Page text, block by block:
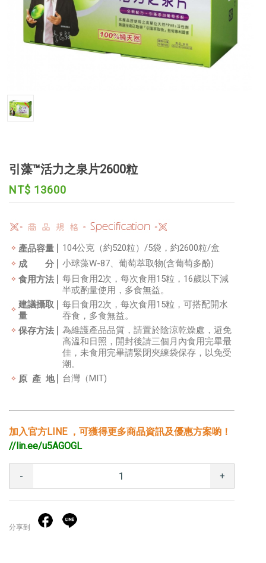
引藻™活力之泉片2600粒
NT$ 13600
產品容量
104公克（約520粒）/5袋，約2600粒/盒
成 分
小球藻W-87、葡萄萃取物(含葡萄多酚)
食用方法
每日食用2次，每次食用15粒，16歲以下減
半或酌量使用，多食無益。
建議攝取
量
每日食用2次，每次食用15粒，可搭配開水
吞食，多食無益。
保存方法
為維護產品品質，請置於陰涼乾燥處，避免
高溫和日照，開封後請三個月內食用完畢最
佳，未食用完畢請緊閉夾練袋保存，以免受
潮。
原 產 地
台灣（MIT)
加入官方LINE ，可獲得更多商品資訊及優惠方案喲！
//lin.ee/u5AGOGL
- +
分享到